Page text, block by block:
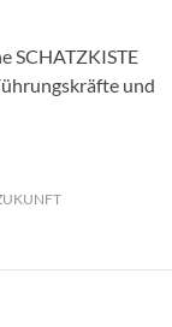
SCHATZKISTE
und